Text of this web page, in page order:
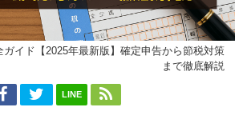
ガイド【2025年最新版】確定申告から節税対策
まで徹底解説
LINE